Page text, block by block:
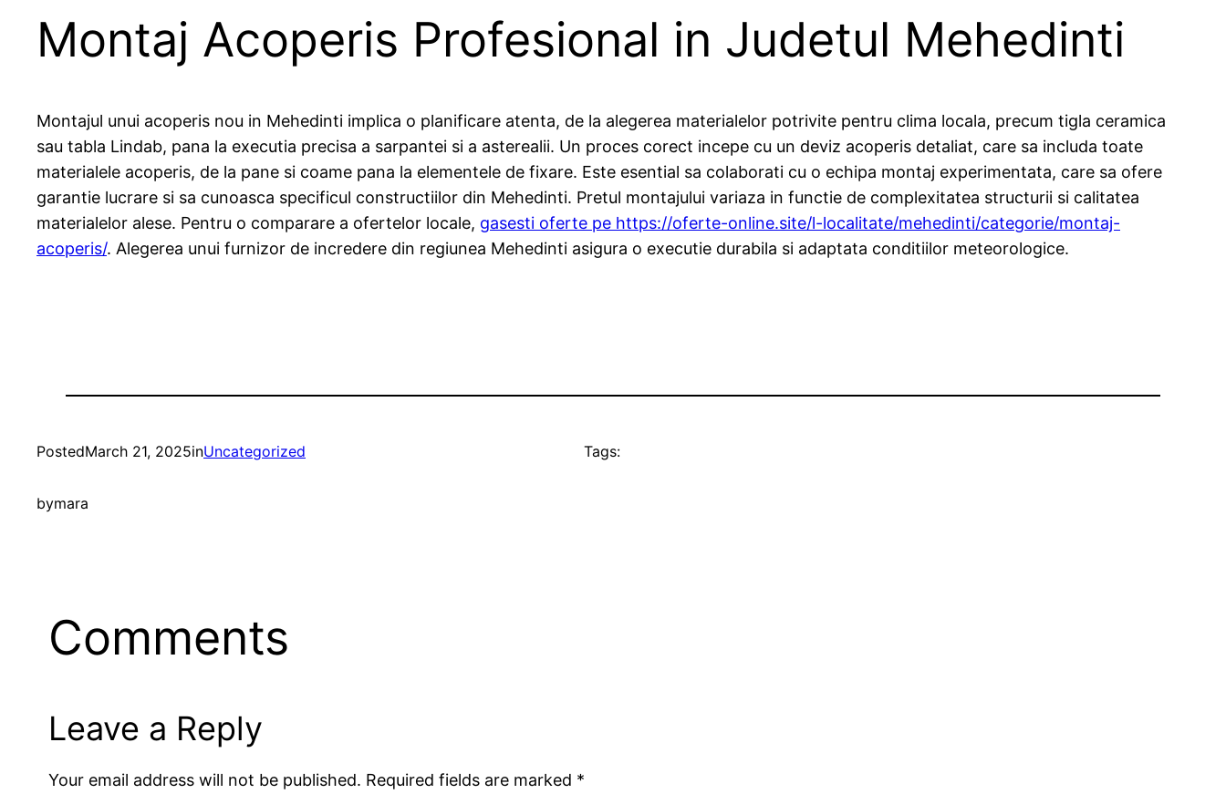
Montaj Acoperis Profesional in Judetul Mehedinti
Montajul unui acoperis nou in Mehedinti implica o planificare atenta, de la alegerea materialelor potrivite pentru clima locala, precum tigla ceramica
sau tabla Lindab, pana la executia precisa a sarpantei si a asterealii. Un proces corect incepe cu un deviz acoperis detaliat, care sa includa toate
materialele acoperis, de la pane si coame pana la elementele de fixare. Este esential sa colaborati cu o echipa montaj experimentata, care sa ofere
garantie lucrare si sa cunoasca specificul constructiilor din Mehedinti. Pretul montajului variaza in functie de complexitatea structurii si calitatea
materialelor alese. Pentru o comparare a ofertelor locale, gasesti oferte pe https://oferte-online.site/l-localitate/mehedinti/categorie/montaj-
acoperis/. Alegerea unui furnizor de incredere din regiunea Mehedinti asigura o executie durabila si adaptata conditiilor meteorologice.
PostedMarch 21, 2025inUncategorized
bymara
Tags:
Comments
Leave a Reply
Your email address will not be published. Required fields are marked *